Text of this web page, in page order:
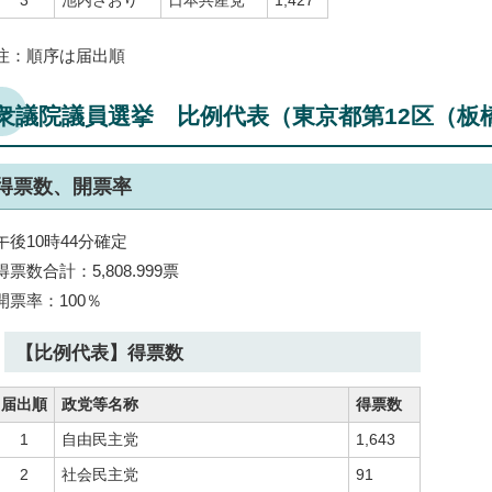
：順序は届出順
議院議員選挙 比例代表（東京都第12区（板
票数、開票率
後10時44分確定
票数合計：5,808.999票
票率：100％
【比例代表】得票数
届出順 政党等名称
得票数
1
自由民主党
1,643
2
社会民主党 91